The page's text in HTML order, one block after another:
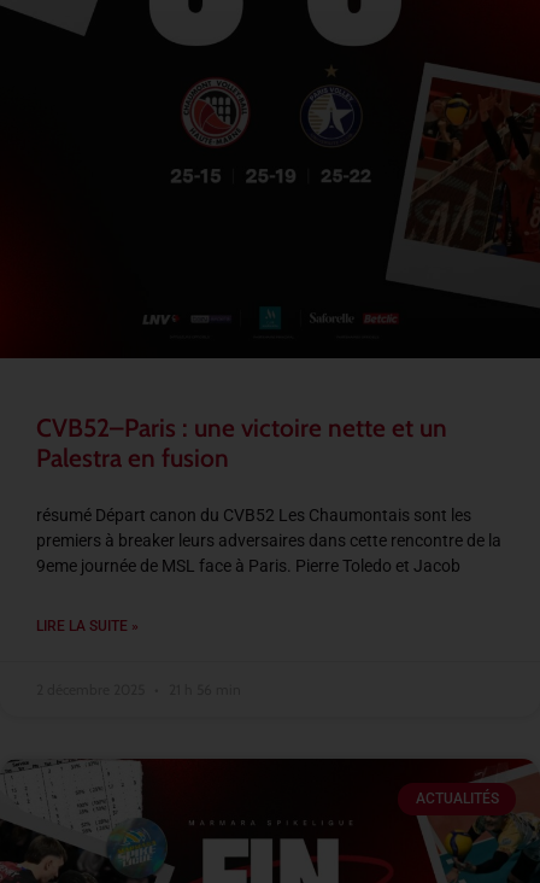
CVB52–Paris : une victoire nette et un
Palestra en fusion
résumé Départ canon du CVB52 Les Chaumontais sont les
premiers à breaker leurs adversaires dans cette rencontre de la
9eme journée de MSL face à Paris. Pierre Toledo et Jacob
LIRE LA SUITE »
ACTUALITÉS